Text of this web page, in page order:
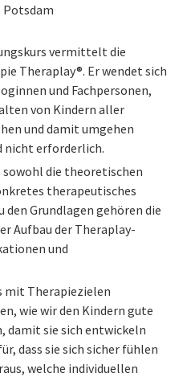
Potsdam
vermittelt die
Theraplay®. Er wendet sich
und Fachpersonen,
von Kindern aller
und damit umgehen
nicht erforderlich.
die theoretischen
therapeutisches
den Grundlagen gehören die
Aufbau der Theraplay-
und
mit Therapiezielen
wie wir den Kindern gute
damit sie sich entwickeln
dass sie sich sicher fühlen
welche individuellen